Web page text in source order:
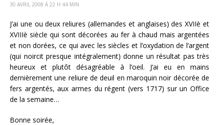
30 AVRIL 2008 Á 22 H 44 MIN
J’ai une ou deux reliures (allemandes et anglaises) des XVIIè et
XVIIIè siècle qui sont décorées au fer à chaud mais argentées
et non dorées, ce qui avec les siècles et l’oxydation de l’argent
(qui noircit presque intégralement) donne un résultat pas très
heureux et plutôt désagréable à l’oeil. J’ai eu en mains
dernièrement une reliure de deuil en maroquin noir décorée de
fers argentés, aux armes du régent (vers 1717) sur un Office
de la semaine…
Bonne soirée,